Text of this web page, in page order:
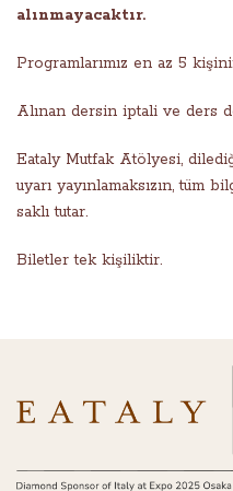
alınmayacaktır.
Programlarımız en az 5
Alınan dersin iptali ve ders
Eataly Mutfak Atölyesi,
uyarı yayınlamaksızın, tüm
saklı tutar.
Biletler tek kişiliktir.